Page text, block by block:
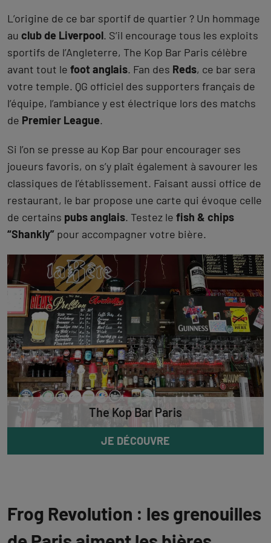
L’origine de ce bar sportif de quartier ? Un hommage
au club de Liverpool. S’il encourage tous les exploits
sportifs de l’Angleterre, The Kop Bar Paris célèbre
avant tout le foot anglais. Fan des Reds, ce bar sera
votre temple. QG officiel des supporters français de
l’équipe, l’ambiance y est électrique lors des matchs
de Premier League.
Si l’on se presse au Kop Bar pour encourager ses
joueurs favoris, on s’y plaît également à savourer les
classiques de l’établissement. Faisant aussi office de
restaurant, le bar propose une carte qui évoque celle
de certains pubs anglais. Testez le fish & chips
“Shankly” pour accompagner votre bière.
The Kop Bar Paris
JE DÉCOUVRE
Frog Revolution : les grenouilles